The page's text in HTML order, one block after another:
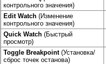
контрольного значения)
Edit Watch (Изменение
контрольного значения)
Quick Watch (Быстрый
просмотр)
Toggle Breakpoint(Установка/
сброс точек останова)